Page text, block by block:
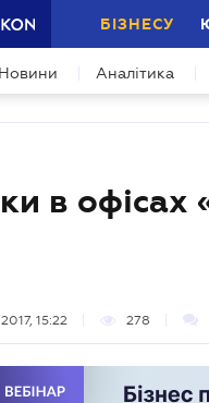
БІЗНЕСУ
Новини Аналітика
в офісах
15:22 278